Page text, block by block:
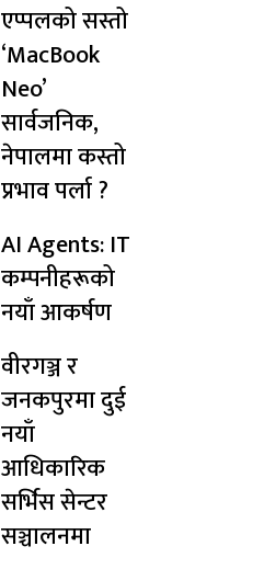
एप्पलको सस्तो
‘MacBook
Neo’
सार्वजनिक,
नेपालमा कस्तो
प्रभाव पर्ला ?
AI Agents: IT
कम्पनीहरूको
नयाँ आकर्षण
वीरगञ्ज र
जनकपुरमा दुई
नयाँ
आधिकारिक
सर्भिस सेन्टर
सञ्चालनमा